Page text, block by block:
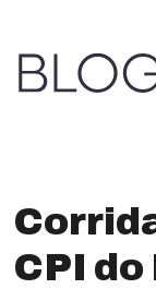
CPI do